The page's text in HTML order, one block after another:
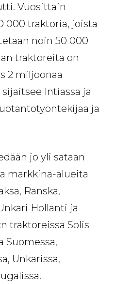
Vuosittain
000 traktoria, joista
noin 50 000
traktoreita on
2 miljoonaa
Intiassa ja
ja
jo yli sataan
markkina-alueita
Ranska,
Hollanti ja
traktoreissa Solis
Suomessa,
Unkarissa,